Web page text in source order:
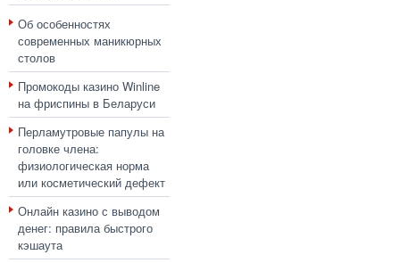
Об особенностях
современных маникюрных
столов
Промокоды казино Winline
на фриспины в Беларуси
Перламутровые папулы на
головке члена:
физиологическая норма
или косметический дефект
Онлайн казино с выводом
денег: правила быстрого
кэшаута